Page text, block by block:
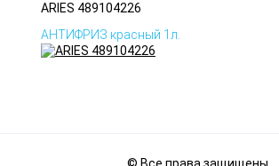
ARIES 489104226
АНТИФРИЗ красный 1л.